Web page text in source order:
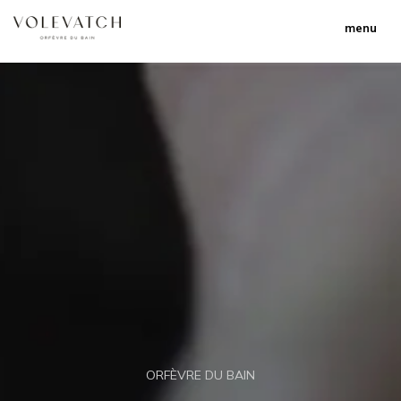
menu
ORFÈVRE DU BAIN